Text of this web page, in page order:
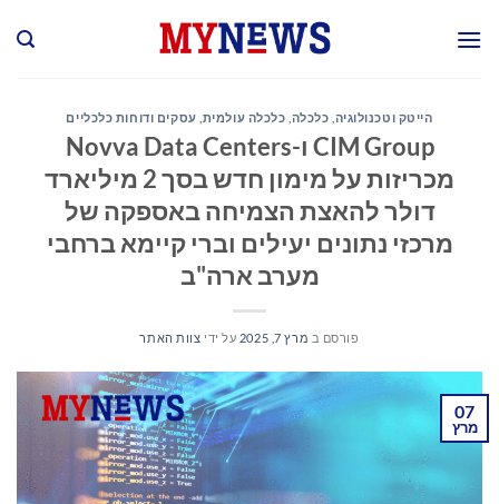
הייטק וטכנולוגיה כלכלה כלכלה עולמית עסקים ודוחות כלכליים
CIM Group ו-Novva Data Centers
מכריזות על מימון חדש בסך 2 מיליארד
דולר להאצת הצמיחה באספקה של
מרכזי נתונים יעילים וברי קיימא ברחבי
מערב ארה"ב
פורסם ב מרץ 7, 2025 על ידי צוות האתר
07
מרץ